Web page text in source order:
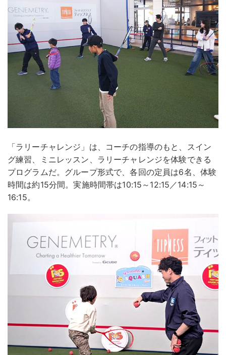
「ラリーチャレンジ」は、コーチの指導のもと、スイン
グ練習、ミニレッスン、ラリーチャレンジを体験できる
プログラムだ。グループ形式で、各回の定員は6名、体験
時間は約15分間。実施時間帯は10:15～12:15／14:15～
16:15。